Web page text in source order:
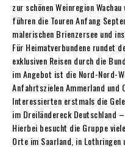
zur schönen Weinregion
führen die Touren Anfang
malerischen Brienzersee und
Für Heimatverbundene rundet
exklusiven Reisen durch die
im Angebot ist die Nord-Nord-
Anfahrtszielen Ammerland
Interessierten erstmals die
im Dreiländereck Deutschland
Hierbei besucht die Gruppe
Orte im Saarland, in Lothringen